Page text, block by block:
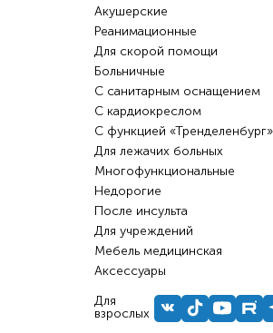
Акушерские
Реанимационные
Для скорой помощи
Больничные
С санитарным оснащением
С кардиокреслом
С функцией «Тренделенбург»
Для лежачих больных
Многофункциональные
Недорогие
После инсульта
Для учреждений
Мебель медицинская
Аксессуары
Для
взрослых